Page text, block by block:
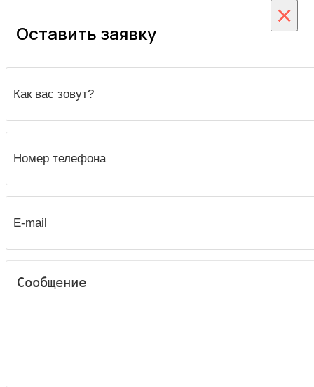
×
Оставить заявку